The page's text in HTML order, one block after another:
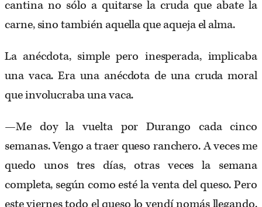
cantina no sólo a quitarse la cruda que abate la
carne, sino también aquella que aqueja el alma.
La anécdota, simple pero inesperada, implicaba
una vaca. Era una anécdota de una cruda moral
que involucraba una vaca.
—Me doy la vuelta por Durango cada cinco
semanas. Vengo a traer queso ranchero. A veces me
quedo unos tres días, otras veces la semana
completa, según como esté la venta del queso. Pero